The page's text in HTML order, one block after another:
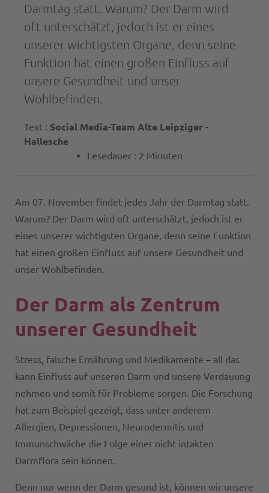
Darmtag statt. Warum? Der Darm wird
oft unterschätzt, jedoch ist er eines
unserer wichtigsten Organe, denn seine
Funktion hat einen großen Einfluss auf
unsere Gesundheit und unser
Wohlbefinden.
Text : Social Media-Team Alte Leipziger -
Hallesche
Lesedauer : 2 Minuten
Am 07. November findet jedes Jahr der Darmtag statt.
Warum? Der Darm wird oft unterschätzt, jedoch ist er
eines unserer wichtigsten Organe, denn seine Funktion
hat einen großen Einfluss auf unsere Gesundheit und
unser Wohlbefinden.
Der Darm als Zentrum
unserer Gesundheit
Stress, falsche Ernährung und Medikamente – all das
kann Einfluss auf unseren Darm und unsere Verdauung
nehmen und somit für Probleme sorgen. Die Forschung
hat zum Beispiel gezeigt, dass unter anderem
Allergien, Depressionen, Neurodermitis und
Immunschwäche die Folge einer nicht intakten
Darmflora sein können.
Denn nur wenn der Darm gesund ist, können wir unsere